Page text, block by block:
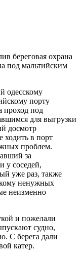
береговая охрана
под мальтийским
одесскому
порту
проход под
для выгрузки
досмотр
ходить в порт
проблем.
за
у соседей,
уже раз, также
ненужных
неизменно
и пожелали
судно,
С берега дали
катер.